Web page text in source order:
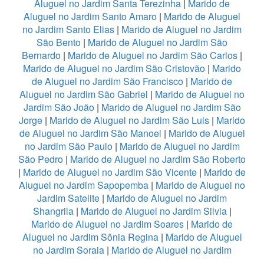
Aluguel no Jardim Santa Terezinha | Marido de
Aluguel no Jardim Santo Amaro | Marido de Aluguel
no Jardim Santo Elias | Marido de Aluguel no Jardim
São Bento | Marido de Aluguel no Jardim São
Bernardo | Marido de Aluguel no Jardim São Carlos |
Marido de Aluguel no Jardim São Cristovão | Marido
de Aluguel no Jardim São Francisco | Marido de
Aluguel no Jardim São Gabriel | Marido de Aluguel no
Jardim São João| Marido de Aluguel no Jardim São
Jorge | Marido de Aluguel no Jardim São Luis | Marido
de Aluguel no Jardim São Manoel | Marido de Aluguel
no Jardim São Paulo| Marido de Aluguel no Jardim
São Pedro | Marido de Aluguel no Jardim São Roberto
| Marido de Aluguel no Jardim São Vicente | Marido de
Aluguel no Jardim Sapopemba | Marido de Aluguel no
Jardim Satelite | Marido de Aluguel no Jardim
Shangrila| Marido de Aluguel no Jardim Silvia|
Marido de Aluguel no Jardim Soares | Marido de
Aluguel no Jardim Sônia Regina| Marido de Aluguel
no Jardim Soraia| Marido de Aluguel no Jardim